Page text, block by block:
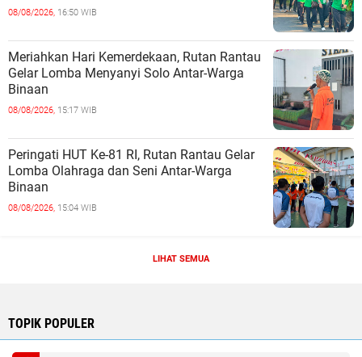
08/08/2026, 16:50 WIB
Meriahkan Hari Kemerdekaan, Rutan Rantau
Gelar Lomba Menyanyi Solo Antar-Warga
Binaan
08/08/2026, 15:17 WIB
Peringati HUT Ke-81 RI, Rutan Rantau Gelar
Lomba Olahraga dan Seni Antar-Warga
Binaan
08/08/2026, 15:04 WIB
LIHAT SEMUA
TOPIK POPULER